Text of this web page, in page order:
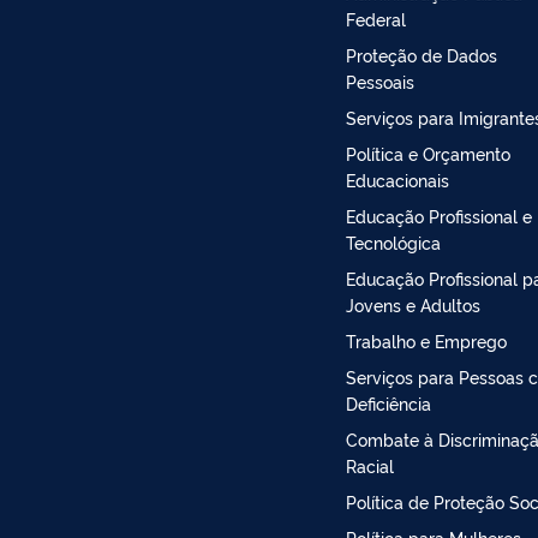
Federal
Proteção de Dados
Pessoais
Serviços para
Política e Orçamento
Educacionais
Educação Profissional e
Tecnológica
Educação Profissional
Jovens e Adultos
Trabalho e Emprego
Serviços para Pessoas
Deficiência
Combate à
Racial
Política de Proteção